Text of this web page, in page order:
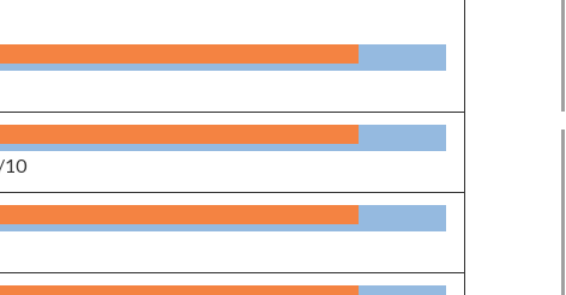
10